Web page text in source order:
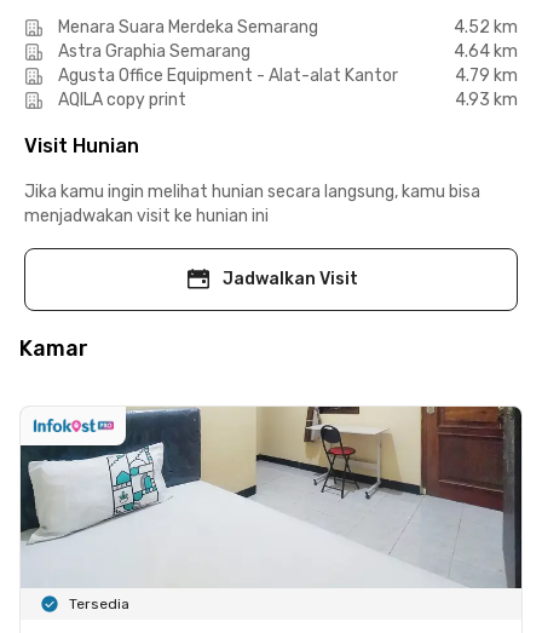
Menara Suara Merdeka Semarang
4.52 km
Astra Graphia Semarang
4.64 km
Agusta Office Equipment - Alat-alat Kantor
4.79 km
AQILA copy print
4.93 km
Visit Hunian
Jika kamu ingin melihat hunian secara langsung, kamu bisa
menjadwakan visit ke hunian ini
Jadwalkan Visit
Kamar
Tersedia